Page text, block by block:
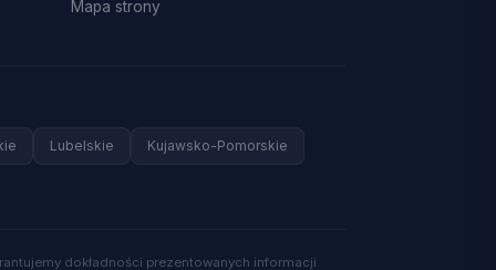
Mapa strony
Lubelskie Kujawsko-Pomorskie
dokładności prezentowanych informacji.